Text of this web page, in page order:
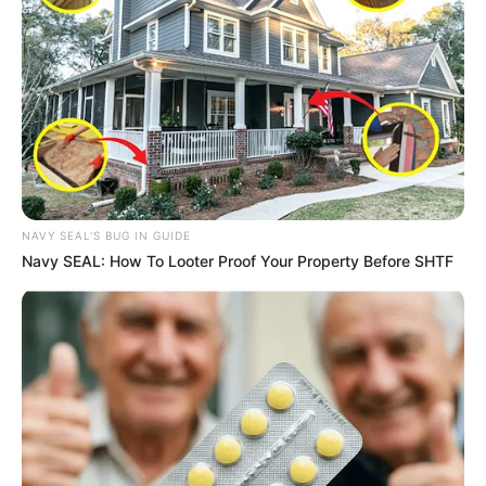
Les partants en lice pour la victoire au
Tiercé Quinté du jour
1 CHIARANIYA
2 CLAVUS
3 SKYLIGHT BROCHARD
4 DIVINE CHRISNAT
5 BAUHINIA RHAPSODY
6 GREY TORNADO
7 GRAND SON OF CALYX
8 VCTE DE JODELET
9 STANGHELI
10 MICHIGAN FIRE
NAVY SEAL'S BUG IN GUIDE
Navy SEAL: How To Looter Proof Your Property Before SHTF